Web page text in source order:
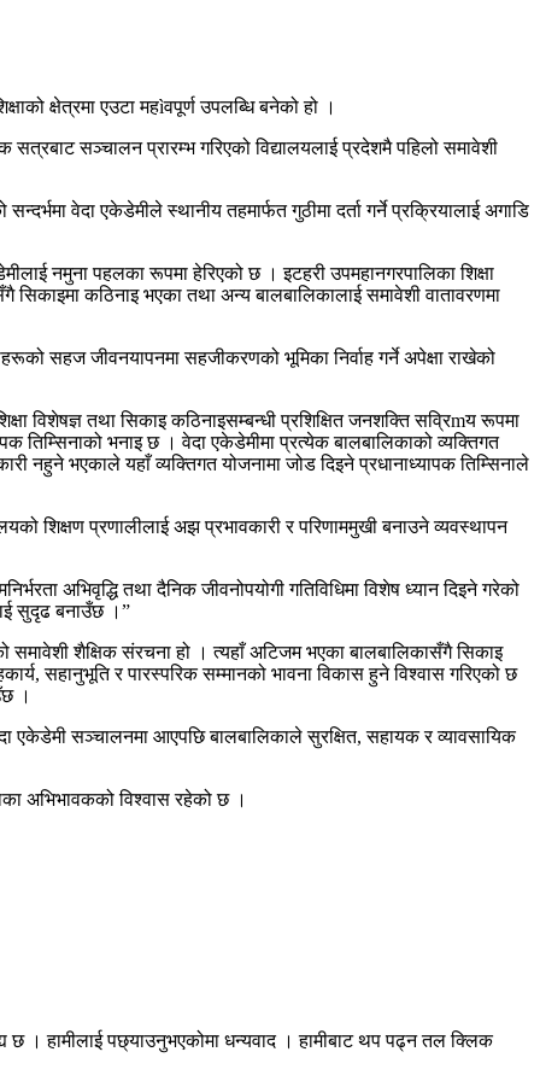
क्षेत्रमा एउटा महìवपूर्ण उपलब्धि बनेको हो ।
सञ्चालन प्रारम्भ गरिएको विद्यालयलाई प्रदेशमै पहिलो समावेशी
वेदा एकेडेमीले स्थानीय तहमार्फत गुठीमा दर्ता गर्ने प्रक्रियालाई अगाडि
नमुना पहलका रूपमा हेरिएको छ । इटहरी उपमहानगरपालिका शिक्षा
कठिनाइ भएका तथा अन्य बालबालिकालाई समावेशी वातावरणमा
सहज जीवनयापनमा सहजीकरणको भूमिका निर्वाह गर्ने अपेक्षा राखेको
विशेषज्ञ तथा सिकाइ कठिनाइसम्बन्धी प्रशिक्षित जनशक्ति सव्रिmय रूपमा
तिम्सिनाको भनाइ छ । वेदा एकेडेमीमा प्रत्येक बालबालिकाको व्यक्तिगत
नहुने भएकाले यहाँ व्यक्तिगत योजनामा जोड दिइने प्रधानाध्यापक तिम्सिनाले
शिक्षण प्रणालीलाई अझ प्रभावकारी र परिणाममुखी बनाउने व्यवस्थापन
अभिवृद्धि तथा दैनिक जीवनोपयोगी गतिविधिमा विशेष ध्यान दिइने गरेको
सुदृढ बनाउँछ ।”
समावेशी शैक्षिक संरचना हो । त्यहाँ अटिजम भएका बालबालिकासँगै सिकाइ
सहानुभूति र पारस्परिक सम्मानको भावना विकास हुने विश्वास गरिएको छ
।
एकेडेमी सञ्चालनमा आएपछि बालबालिकाले सुरक्षित, सहायक र व्यावसायिक
अभिभावकको विश्वास रहेको छ ।
छ । हामीलाई पछ्याउनुभएकोमा धन्यवाद । हामीबाट थप पढ्न तल क्लिक